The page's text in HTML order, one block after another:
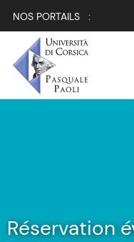
NOS PORTAILS :
Réservation